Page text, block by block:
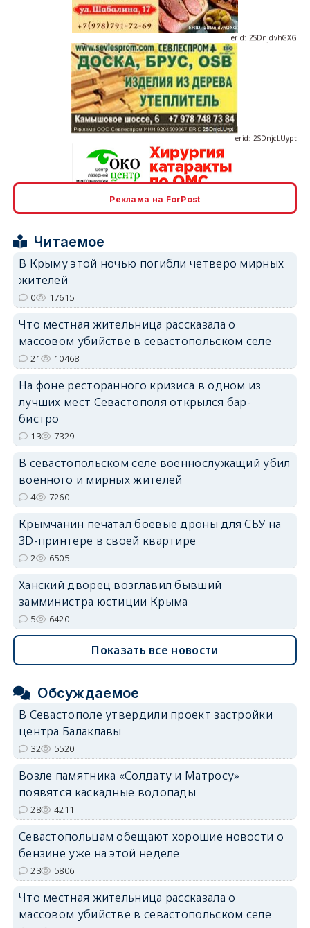
erid: 2SDnjdvhGXG
erid: 2SDnjdPjgYS
erid: 2SDnjdvhGXG
Реклама на ForPost
Читаемое
В Крыму этой ночью погибли четверо мирных
жителей
0 17615
Что местная жительница рассказала о
массовом убийстве в севастопольском селе
21 10468
На фоне ресторанного кризиса в одном из
лучших мест Севастополя открылся бар-
бистро
13 7329
В севастопольском селе военнослужащий убил
военного и мирных жителей
4 7260
Крымчанин печатал боевые дроны для СБУ на
3D-принтере в своей квартире
2 6505
Ханский дворец возглавил бывший
замминистра юстиции Крыма
5 6420
Показать все новости
Обсуждаемое
В Севастополе утвердили проект застройки
центра Балаклавы
32 5520
Возле памятника «Солдату и Матросу»
появятся каскадные водопады
28 4211
Севастопольцам обещают хорошие новости о
бензине уже на этой неделе
23 5806
Что местная жительница рассказала о
массовом убийстве в севастопольском селе